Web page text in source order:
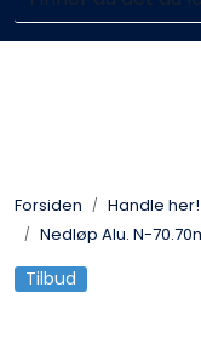
Skip to main content
Enkelt
Forsiden Handle her!
Nedløp Alu. N-
Tilbud
Taktekking
FOAMGLAS®